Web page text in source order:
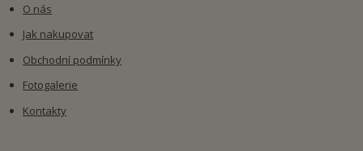
O nás
Jak nakupovat
Obchodní podmínky
Fotogalerie
Kontakty